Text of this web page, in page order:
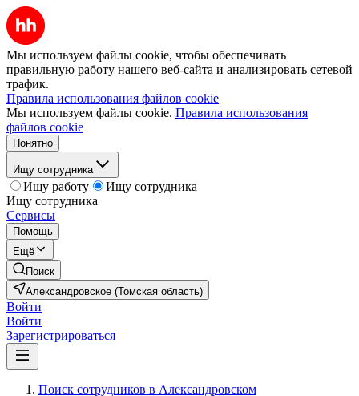
Мы используем файлы cookie, чтобы обеспечивать
правильную работу нашего веб-сайта и анализировать сетевой
трафик.
Правила использования файлов cookie
Мы используем файлы cookie. Правила использования
файлов cookie
Понятно
Ищу сотрудника
Ищу работу
Ищу сотрудника
Ищу сотрудника
Сервисы
Помощь
Ещё
Поиск
Александровское (Томская область)
Войти
Войти
Зарегистрироваться
Поиск сотрудников в Александровском